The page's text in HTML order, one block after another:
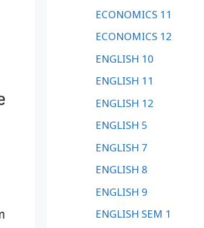
ECONOMICS 11
ECONOMICS 12
ENGLISH 10
ENGLISH 11
ENGLISH 12
ENGLISH 5
ENGLISH 7
ENGLISH 8
ENGLISH 9
ENGLISH SEM 1